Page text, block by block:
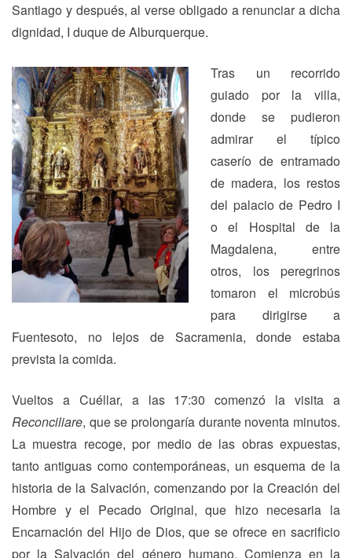
Santiago y después, al verse obligado a renunciar a dicha
dignidad, I duque de Alburquerque.
Tras un recorrido
guiado por la villa,
donde se pudieron
admirar el típico
caserío de entramado
de madera, los restos
del palacio de Pedro I
o el Hospital de la
Magdalena, entre
otros, los peregrinos
tomaron el microbús
para dirigirse a
Fuentesoto, no lejos de Sacramenia, donde estaba
prevista la comida.
Vueltos a Cuéllar, a las 17:30 comenzó la visita a
Reconciliare, que se prolongaría durante noventa minutos.
La muestra recoge, por medio de las obras expuestas,
tanto antiguas como contemporáneas, un esquema de la
historia de la Salvación, comenzando por la Creación del
Hombre y el Pecado Original, que hizo necesaria la
Encarnación del Hijo de Dios, que se ofrece en sacrificio
por la Salvación del género humano. Comienza en la